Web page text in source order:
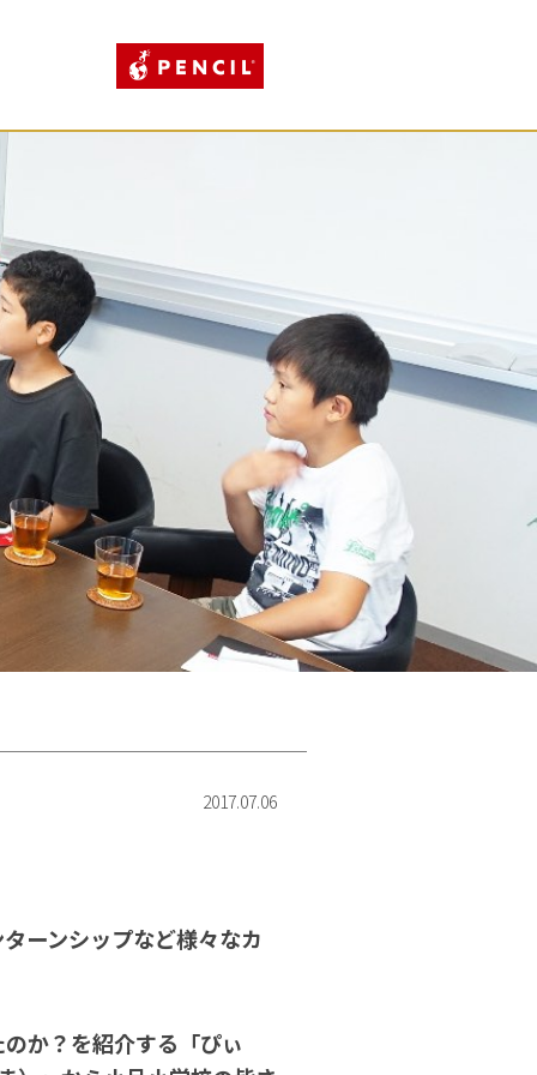
2017.07.06
ーンシップなど様々なカ
か？を紹介する「ぴぃ